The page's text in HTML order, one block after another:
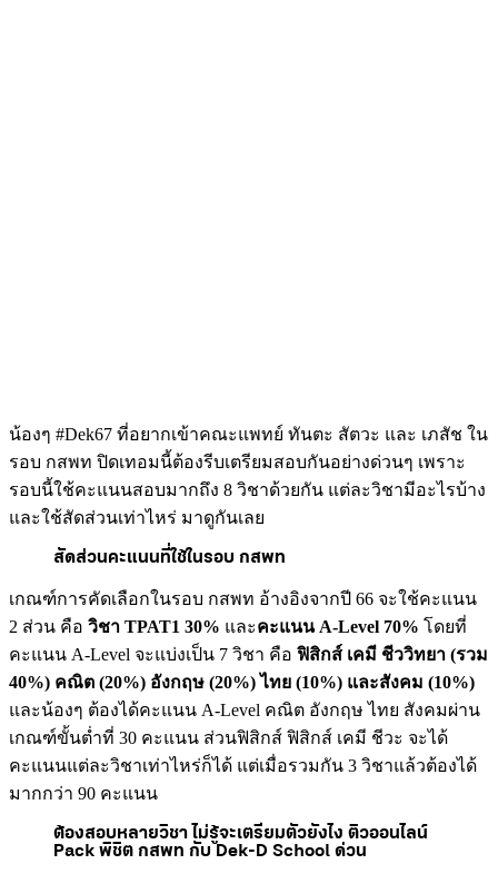
น้องๆ #Dek67 ที่อยากเข้าคณะแพทย์ ทันตะ สัตวะ และ เภสัช ใน
รอบ กสพท ปิดเทอมนี้ต้องรีบเตรียมสอบกันอย่างด่วนๆ เพราะ
รอบนี้ใช้คะแนนสอบมากถึง 8 วิชาด้วยกัน แต่ละวิชามีอะไรบ้าง
และใช้สัดส่วนเท่าไหร่ มาดูกันเลย
สัดส่วนคะแนนที่ใช้ในรอบ กสพท
เกณฑ์การคัดเลือกในรอบ กสพท อ้างอิงจากปี 66 จะใช้คะแนน
2 ส่วน คือ วิชา TPAT1 30% และคะแนน A-Level 70% โดยที่
คะแนน A-Level จะแบ่งเป็น 7 วิชา คือ ฟิสิกส์ เคมี ชีววิทยา (รวม
40%) คณิต (20%) อังกฤษ (20%) ไทย (10%) และสังคม (10%)
และน้องๆ ต้องได้คะแนน A-Level คณิต อังกฤษ ไทย สังคมผ่าน
เกณฑ์ขั้นต่ำที่ 30 คะแนน ส่วนฟิสิกส์ ฟิสิกส์ เคมี ชีวะ จะได้
คะแนนแต่ละวิชาเท่าไหร่ก็ได้ แต่เมื่อรวมกัน 3 วิชาแล้วต้องได้
มากกว่า 90 คะแนน
ต้องสอบหลายวิชา ไม่รู้จะเตรียมตัวยังไง ติวออนไลน์
Pack พิชิต กสพท กับ Dek-D School ด่วน